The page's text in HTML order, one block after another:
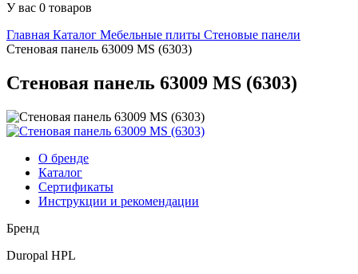
У вас 0 товаров
Главная Каталог Мебельные плиты Стеновые панели
Стеновая панель 63009 MS (6303)
Стеновая панель 63009 MS (6303)
О бренде
Каталог
Сертификаты
Инструкции и рекомендации
Бренд
Duropal HPL